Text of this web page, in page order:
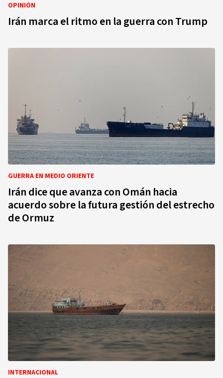
OPINIÓN
Irán marca el ritmo en la guerra con Trump
GUERRA EN MEDIO ORIENTE
Irán dice que avanza con Omán hacia
acuerdo sobre la futura gestión del estrecho
de Ormuz
INTERNACIONAL